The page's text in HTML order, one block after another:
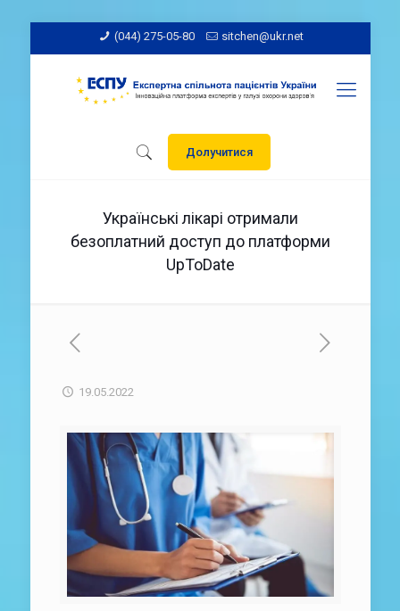
(044) 275-05-80 sitchen@ukr.net
Долучитися
Українські лікарі отримали
безоплатний доступ до платформи
UpToDate
19.05.2022